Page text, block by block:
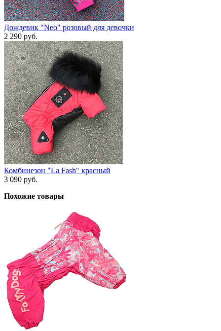
Дождевик "Neo" розовый для девочки
2 290 руб.
Комбинезон "La Fash" красный
3 090 руб.
Похожие товары